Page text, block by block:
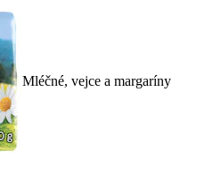
Mléčné, vejce a margaríny